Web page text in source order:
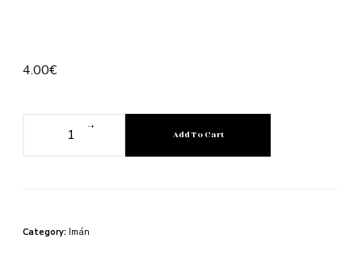
4.00€
-+
Add To Cart
Category: Imán